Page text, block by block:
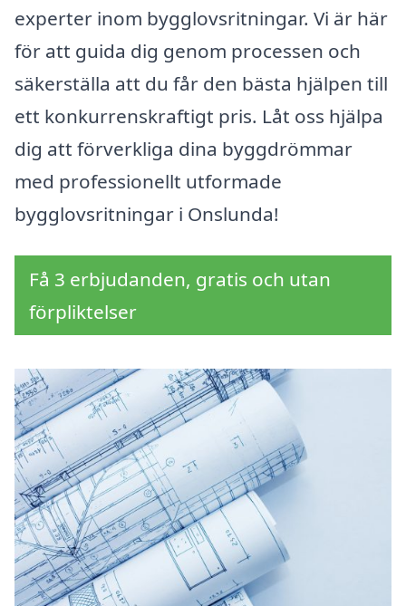
experter inom bygglovsritningar. Vi är här
för att guida dig genom processen och
säkerställa att du får den bästa hjälpen till
ett konkurrenskraftigt pris. Låt oss hjälpa
dig att förverkliga dina byggdrömmar
med professionellt utformade
bygglovsritningar i Onslunda!
Få 3 erbjudanden, gratis och utan
förpliktelser